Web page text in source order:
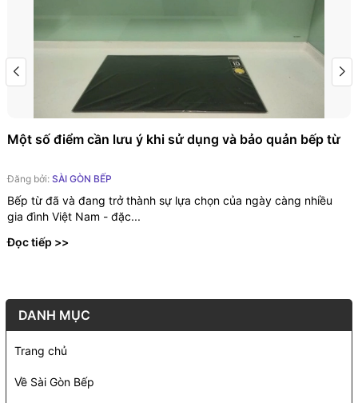
Một số điểm cần lưu ý khi sử dụng và bảo quản bếp từ
Đăng bởi: SÀI GÒN BẾP
Bếp từ đã và đang trở thành sự lựa chọn của ngày càng nhiều
gia đình Việt Nam - đặc...
Đọc tiếp >>
DANH MỤC
Trang chủ
Về Sài Gòn Bếp